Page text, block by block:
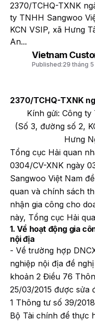
2370/TCHQ-TXNK
ty TNHH Sangwoo
KCN VSIP, xã Hưng
An...
Vietnam
Published:29 tháng 5
2370/TCHQ-TXNK
Kính gửi: Công
(Số 3, đường số 2,
Hưng
Tổng cục Hải quan
0304/CV-XNK ngày
Sangwoo Việt Nam
quan và chính sách
nhận gia công cho
này, Tổng cục Hải
1. Về hoạt động gia
nội địa
- Về trường hợp
nghiệp nội địa đề
khoản 2 Điều 76
25/03/2015 được sửa
1 Thông tư số 39/
Bộ Tài chính để thực